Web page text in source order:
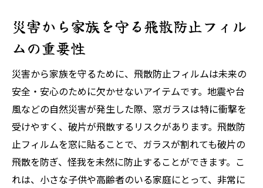
災害から家族を守る飛散防止フィル
ムの重要性
災害から家族を守るために、飛散防止フィルムは未来の
安全・安心のために欠かせないアイテムです。地震や台
風などの自然災害が発生した際、窓ガラスは特に衝撃を
受けやすく、破片が飛散するリスクがあります。飛散防
止フィルムを窓に貼ることで、ガラスが割れても破片の
飛散を防ぎ、怪我を未然に防止することができます。こ
れは、小さな子供や高齢者のいる家庭にとって、非常に